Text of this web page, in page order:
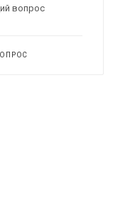
вопрос